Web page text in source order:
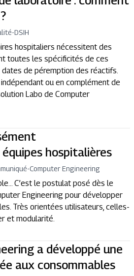
-DSIH
hospitaliers nécessitent des
toutes les spécificités de ces
de péremption des réactifs.
ou en complément de
Labo de Computer
hospitalières
-Computer Engineering
C’est le postulat posé dès le
Engineering pour développer
Très orientées utilisateurs, celles-
et modularité.
a développé une
aux consommables